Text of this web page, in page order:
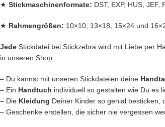
★ Stickmaschinenformate: DST, EXP, HUS, JEF,
★ Rahmengrößen: 10×10, 13×18, 15×24 und
Jede Stickdatei bei Stickzebra wird mit Liebe per
in unseren Shop.
– Du kannst mit unseren Stickdateien deine
– Ein Handtuch individuell so gestalten wie Du es
– Die Kleidung Deiner Kinder so genial besticken,
– Geschenke erstellen, die sicher nie vergessen